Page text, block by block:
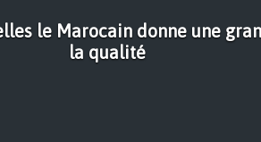
le Marocain donne une
la qualité